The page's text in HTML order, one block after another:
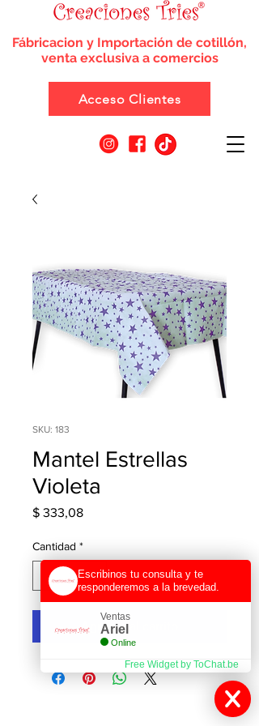
Fábricacion y Importación de cotillón,
venta exclusiva a comercios
Acceso Clientes
SKU: 183
Mantel Estrellas
Violeta
$ 333,08Precio
Cantidad *
Agregar al carrito
Escribinos tu consulta y te
responderemos a la brevedad.
Ventas
Ariel
Online
Free Widget by ToChat.be